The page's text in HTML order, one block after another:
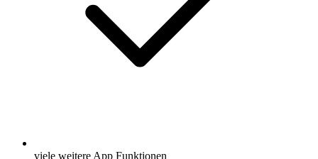
viele weitere App Funktionen